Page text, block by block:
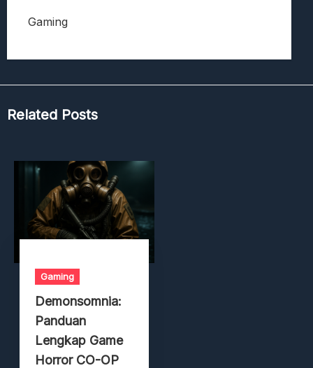
Gaming
Related Posts
Gaming
Demonsomnia:
Panduan
Lengkap Game
Horror CO-OP